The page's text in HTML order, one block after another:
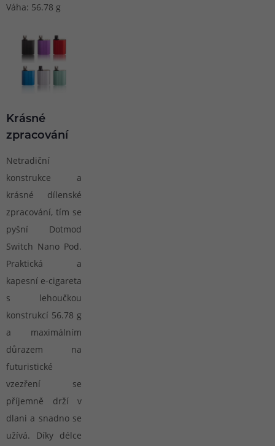
Váha: 56.78 g
Krásné
zpracování
Netradiční
konstrukce a
krásné dílenské
zpracování, tím se
pyšní Dotmod
Switch Nano Pod.
Praktická a
kapesní e-cigareta
s lehoučkou
konstrukcí 56.78 g
a maximálním
důrazem na
futuristické
vzezření se
příjemně drží v
dlani a snadno se
užívá. Díky délce